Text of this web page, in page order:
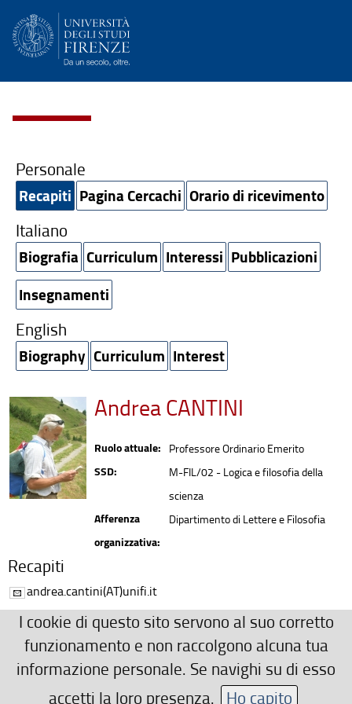
Personale
Recapiti Pagina Cercachi Orario di ricevimento
Italiano
Biografia Curriculum Interessi Pubblicazioni
Insegnamenti
English
Biography Curriculum Interest
Andrea CANTINI
Ruolo attuale: Professore Ordinario Emerito
SSD:
M-FIL/02 - Logica e filosofia della
scienza
Afferenza
organizzativa:
Dipartimento di Lettere e Filosofia
Recapiti
andrea.cantini(AT)unifi.it
Ulteriori Recapiti
http://www.lps-florence.com/
andrea.cantini(AT)unifi.it
http://www.philos.unifi.it/CMpro-v-p-49.html
I cookie di questo sito servono al suo corretto
funzionamento e non raccolgono alcuna tua
informazione personale. Se navighi su di esso
accetti la loro presenza. Ho capito